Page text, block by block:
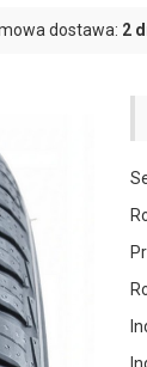
dostawa: 2